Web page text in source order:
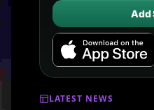
Add
LATEST NEWS